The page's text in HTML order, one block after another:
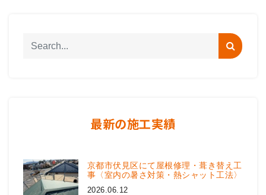
最新の施工実績
京都市伏見区にて屋根修理・葺き替え工
事〈室内の暑さ対策・熱シャット工法〉
2026.06.12